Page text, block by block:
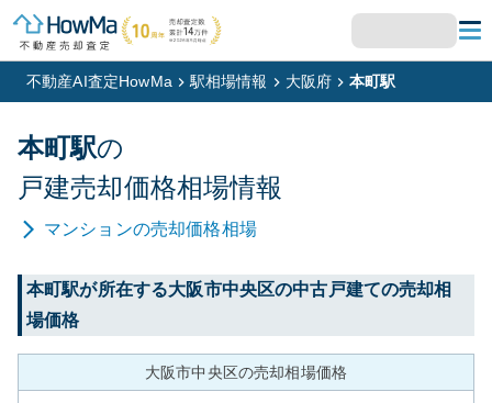
不動産AI査定HowMa 駅相場情報 大阪府 本町駅
本町駅の
戸建売却価格相場情報
マンションの売却価格相場
本町駅が所在する大阪市中央区の中古戸建ての売却相
場価格
大阪市中央区の売却相場価格